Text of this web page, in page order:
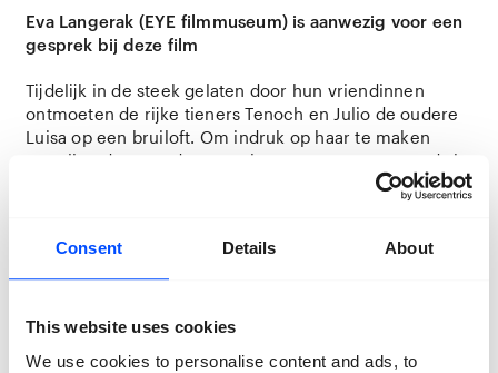
Consent Details About
This website uses cookies
We use cookies to personalise content and ads, to
Eva Langerak (EYE filmmuseum) is aanwezig voor een
gesprek bij deze film
Tijdelijk in de steek gelaten door hun vriendinnen
ontmoeten de rijke tieners Tenoch en Julio de oudere
Luisa op een bruiloft. Om indruk op haar te maken
vertellen de twee dat ze op het punt staan een roadtrip
te maken naar het mooie en geheime strand genaamd
Boca del Cielo. Geïnteresseerd vraagt Luisa of ze met
fictieve bestemming. Onderweg leiden verleidingen,
ruzies en het contrast tussen het rijke trio en de arme